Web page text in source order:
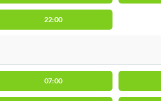
22:00
07:00